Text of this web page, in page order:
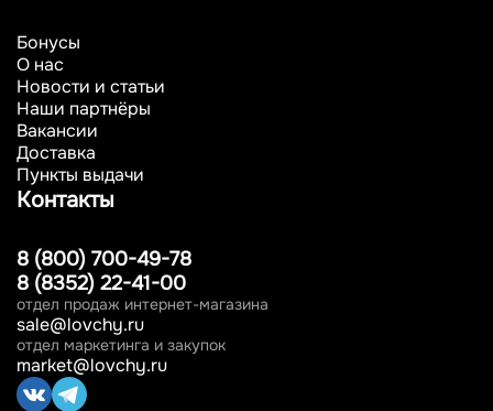
Бонусы
О нас
Новости и статьи
Наши партнёры
Вакансии
Доставка
Пункты выдачи
Контакты
8 (800) 700-49-78
8 (8352) 22-41-00
отдел продаж интернет-магазина
sale@lovchy.ru
отдел маркетинга и закупок
market@lovchy.ru